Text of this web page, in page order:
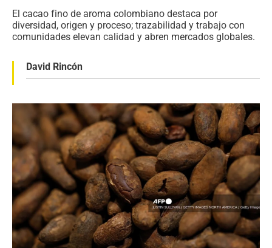
El cacao fino de aroma colombiano destaca por
diversidad, origen y proceso; trazabilidad y trabajo con
comunidades elevan calidad y abren mercados globales.
David Rincón